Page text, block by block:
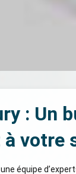
: Un
à votre
équipe